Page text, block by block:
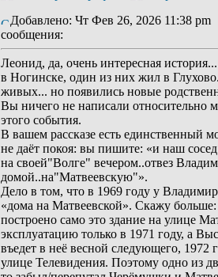
Добавлено: Чт Фев 26, 2026 11:38 pm
сообщения:
Леонид, да, очень интересная
в Ногинске, один из них жил в
живых... но появились новые
Вы ничего не написали относительно
этого события.
В вашем рассказе есть единственный
не даёт покоя: вы пишите: «и наш
на своей"Волге" вечером..отвез
домой..на"Матвеевскую"».
Дело в том, что в 1969 году у
«дома на Матвеевской». Скажу
построено само это здание на улице
эксплуатацию только в 1971 году, а
въедет в неё весной следующего, 1972
улице Телевидения. Поэтому одно из